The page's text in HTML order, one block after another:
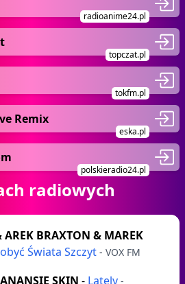
radioanime24.pl
topczat.pl
tokfm.pl
Remix
eska.pl
polskieradio24.pl
radiowych
AREK BRAXTON & MAREK
Świata Szczyt - VOX FM
SKIN - Lately -